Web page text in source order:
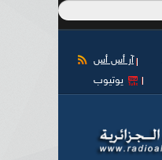
آر أس أس
يوتيوب